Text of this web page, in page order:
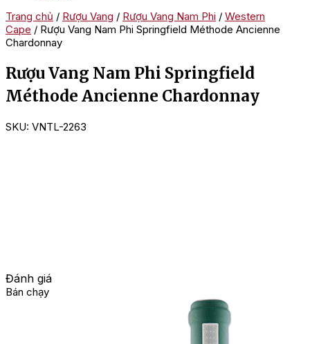
Trang chủ / Rượu Vang / Rượu Vang Nam Phi / Western
Cape / Rượu Vang Nam Phi Springfield Méthode Ancienne
Chardonnay
Rượu Vang Nam Phi Springfield
Méthode Ancienne Chardonnay
SKU: VNTL-2263
Đánh giá
Bán chạy